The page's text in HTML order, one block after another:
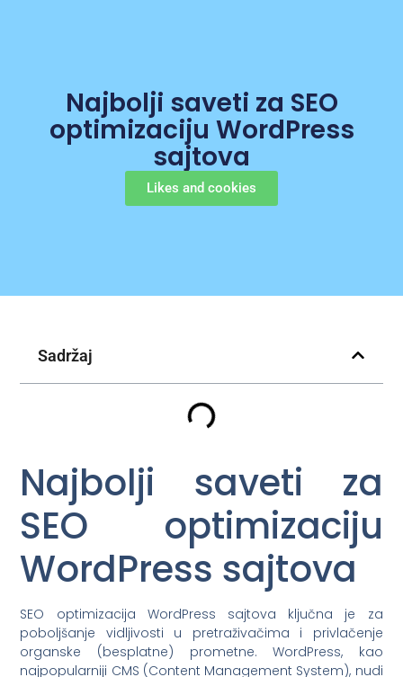
Najbolji saveti za SEO
optimizaciju WordPress
sajtova
Likes and cookies
Sadržaj
Najbolji saveti za
SEO optimizaciju
WordPress sajtova
SEO optimizacija WordPress sajtova ključna je za
poboljšanje vidljivosti u pretraživačima i privlačenje
organske (besplatne) prometne. WordPress, kao
najpopularniji CMS (Content Management System), nudi